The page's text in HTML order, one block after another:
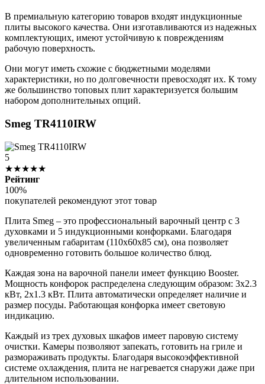
В премиальную категорию товаров входят индукционные
плиты высокого качества. Они изготавливаются из надежных
комплектующих, имеют устойчивую к повреждениям
рабочую поверхность.
Они могут иметь схожие с бюджетными моделями
характеристики, но по долговечности превосходят их. К тому
же большинство топовых плит характеризуется большим
набором дополнительных опций.
Smeg TR4110IRW
5
★★★★★
Рейтинг
100%
покупателей рекомендуют этот товар
Плита Smeg – это профессиональный варочный центр с 3
духовками и 5 индукционными конфорками. Благодаря
увеличенным габаритам (110x60x85 см), она позволяет
одновременно готовить большое количество блюд.
Каждая зона на варочной панели имеет функцию Booster.
Мощность конфорок распределена следующим образом: 3х2.3
кВт, 2х1.3 кВт. Плита автоматически определяет наличие и
размер посуды. Работающая конфорка имеет световую
индикацию.
Каждый из трех духовых шкафов имеет паровую систему
очистки. Камеры позволяют запекать, готовить на гриле и
размораживать продукты. Благодаря высокоэффективной
системе охлаждения, плита не нагревается снаружи даже при
длительном использовании.